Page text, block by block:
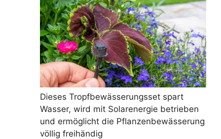
Dieses Tropfbewässerungsset spart
Wasser, wird mit Solarenergie betrieben
und ermöglicht die Pflanzenbewässerung
völlig freihändig